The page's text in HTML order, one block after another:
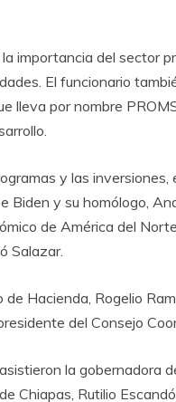
importancia del sector
El funcionario
lleva por nombre
y las
Biden y su homólogo,
de América del
Salazar.
Hacienda, Rogelio
del Consejo
la gobernadora
Chiapas, Rutilio